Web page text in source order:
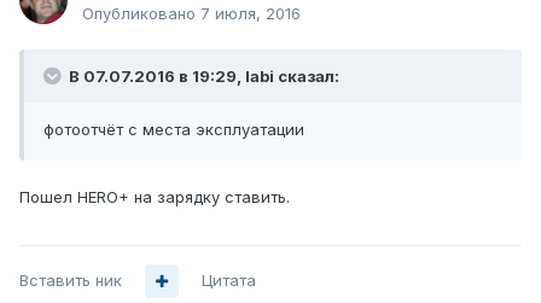
Опубликовано 7 июля, 2016
В 07.07.2016 в 19:29, labi сказал:
фотоотчёт с места эксплуатации
Пошел HERO+ на зарядку ставить.
Вставить ник Цитата